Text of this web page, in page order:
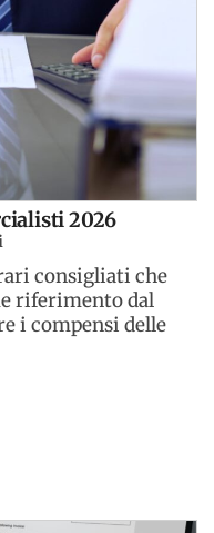
2026
consigliati che
riferimento dal
i compensi delle